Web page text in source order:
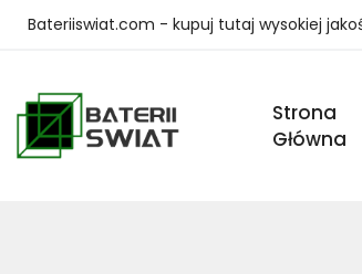
Bateriiswiat.com - kupuj tutaj wysokiej
Strona
Główna